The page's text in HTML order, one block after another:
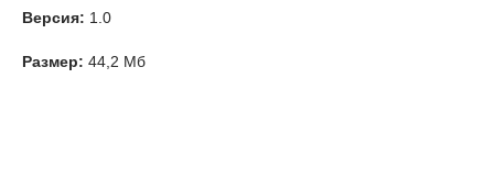
Версия: 1.0
Размер: 44,2 Мб